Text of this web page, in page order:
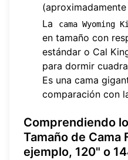
La
cama Wyoming
en tamaño con
estándar o Cal
para dormir
Es una cama
comparación con
Comprendiendo
Tamaño de Cama
ejemplo, 120" o